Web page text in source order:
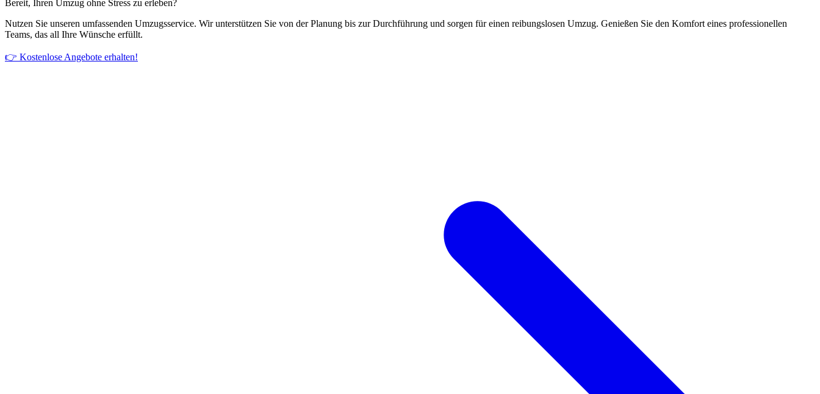
Bereit, Ihren Umzug ohne Stress zu erleben?
Nutzen Sie unseren umfassenden Umzugsservice. Wir unterstützen Sie von der Planung bis zur Durchführung und sorgen für einen reibungslosen Umzug. Genießen Sie den Komfort eines professionellen
Teams, das all Ihre Wünsche erfüllt.
👉 Kostenlose Angebote erhalten!